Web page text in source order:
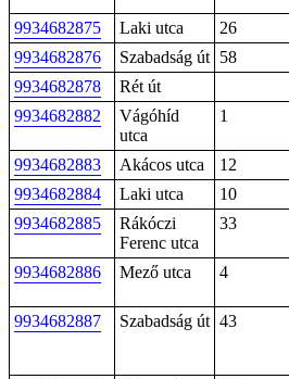
9934682875 Laki utca 26
9934682876
Szabadság út 58
9934682878
Rét út
9934682882
Vágóhíd
utca
1
9934682883 Akácos utca 12
9934682884
Laki utca 10
9934682885
Rákóczi
Ferenc utca
33
9934682886 Mező utca 4
9934682887 Szabadság út 43